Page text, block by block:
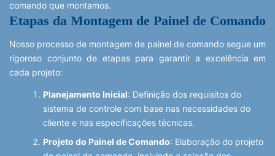
comando que montamos.
Etapas da Montagem de Painel de Comando
Nosso processo de montagem de painel de comando segue um
rigoroso conjunto de etapas para garantir a excelência em
cada projeto:
Planejamento Inicial: Definição dos requisitos do
sistema de controle com base nas necessidades do
cliente e nas especificações técnicas.
Projeto do Painel de Comando: Elaboração do projeto